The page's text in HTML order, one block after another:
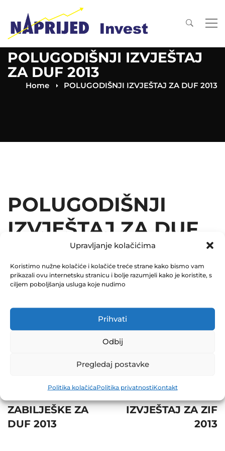
Upravljanje kolačićima
Koristimo nužne kolačiće i kolačiće treće strane kako bismo vam
prikazali ovu internetsku stranicu i bolje razumjeli kako je koristite, s
ciljem poboljšanja usluga koje nudimo
Prihvati
Odbij
Pregledaj postavke
Politika kolačićaPolitika privatnostiKontakt
POLUGODIŠNJI IZVJEŠTAJ
ZA DUF 2013
Home POLUGODIŠNJI IZVJEŠTAJ ZA DUF 2013
POLUGODIŠNJI
IZVJEŠTAJ ZA DUF
December 31, 2013
0 Comments
Share
navigation
ZABILJEŠKE ZA
DUF 2013
IZVJEŠTAJ ZA ZIF
2013